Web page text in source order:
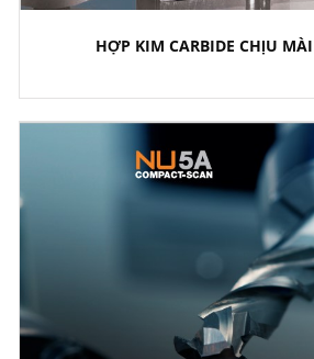
HỢP KIM CARBIDE CHỊU